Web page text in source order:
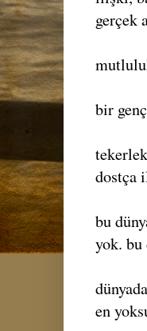
gerçek
bir
dostça
bu
yok. bu
en